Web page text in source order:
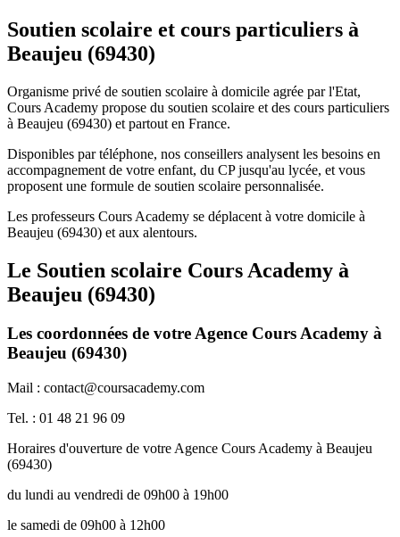
Soutien scolaire et cours particuliers à
Beaujeu (69430)
Organisme privé de soutien scolaire à domicile agrée par l'Etat,
Cours Academy propose du soutien scolaire et des cours particuliers
à Beaujeu (69430) et partout en France.
Disponibles par téléphone, nos conseillers analysent les besoins en
accompagnement de votre enfant, du CP jusqu'au lycée, et vous
proposent une formule de soutien scolaire personnalisée.
Les professeurs Cours Academy se déplacent à votre domicile à
Beaujeu (69430) et aux alentours.
Le Soutien scolaire Cours Academy à
Beaujeu (69430)
Les coordonnées de votre Agence Cours Academy à
Beaujeu (69430)
Mail : contact@coursacademy.com
Tel. : 01 48 21 96 09
Horaires d'ouverture de votre Agence Cours Academy à Beaujeu
(69430)
du lundi au vendredi de 09h00 à 19h00
le samedi de 09h00 à 12h00